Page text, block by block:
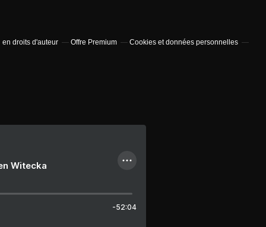
droits d'auteur Offre Premium Cookies et données personnelles
Witecka
-52:04